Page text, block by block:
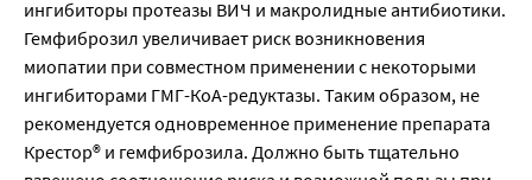
ингибиторы протеазы ВИЧ и макролидные антибиотики.
Гемфиброзил увеличивает риск возникновения
миопатии при совместном применении с некоторыми
ингибиторами ГМГ-КоА-редуктазы. Таким образом, не
рекомендуется одновременное применение препарата
Крестор® и гемфиброзила. Должно быть тщательно